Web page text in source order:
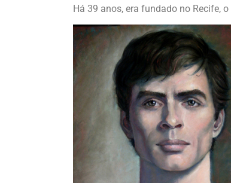
Há 39 anos, era fundado no Recife, o